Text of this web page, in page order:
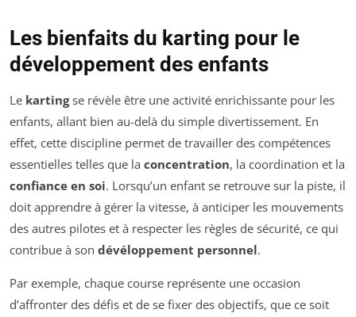
Les bienfaits du karting pour le
développement des enfants
Le kartingse révèle être une activité enrichissante pour les
enfants, allant bien au-delà du simple divertissement. En
effet, cette discipline permet de travailler des compétences
essentielles telles que la concentration, la coordination et la
confiance en soi. Lorsqu’un enfant se retrouve sur la piste, il
doit apprendre à gérer la vitesse, à anticiper les mouvements
des autres pilotes et à respecter les règles de sécurité, ce qui
contribue à son dévéloppement personnel.
Par exemple, chaque course représente une occasion
d’affronter des défis et de se fixer des objectifs, que ce soit